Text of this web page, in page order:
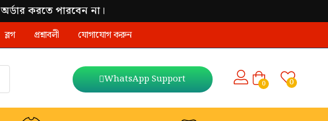
করতে পারবেন না।
ব্লগ প্রশ্নাবলী যোগাযোগ করুন
WhatsApp Support 0 0